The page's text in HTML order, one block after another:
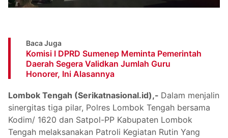
Baca Juga
Komisi I DPRD Sumenep Meminta Pemerintah
Daerah Segera Validkan Jumlah Guru
Honorer, Ini Alasannya
Lombok Tengah (Serikatnasional.id),- Dalam menjalin
sinergitas tiga pilar, Polres Lombok Tengah bersama
Kodim/ 1620 dan Satpol-PP Kabupaten Lombok
Tengah melaksanakan Patroli Kegiatan Rutin Yang